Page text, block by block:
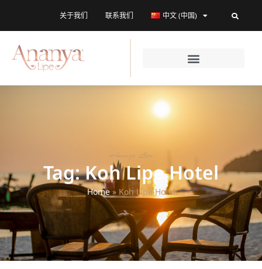
关于我们 联系我们 中文 (中国)
Ananya Lipe
Tag: Koh Lipe Hotel
Home» Koh Lipe Hotel